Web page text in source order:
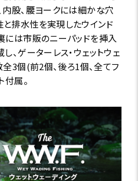
内股、腰ヨークには細かな穴
排水性を実現したウインド
には市販のニーパッドを挿入
、ゲーターレス・ウェットウェ
3個(前2個、後ろ1個、全てフ
付属。